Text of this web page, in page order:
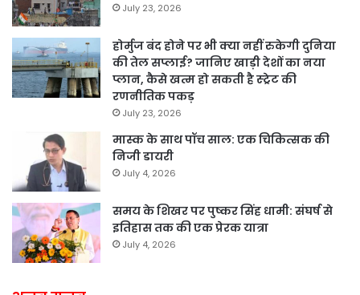
July 23, 2026
होर्मुज बंद होने पर भी क्या नहीं रुकेगी दुनिया
की तेल सप्लाई? जानिए खाड़ी देशों का नया
प्लान, कैसे खत्म हो सकती है स्ट्रेट की
रणनीतिक पकड़
July 23, 2026
मास्क के साथ पॉच साल: एक चिकित्सक की
निजी डायरी
July 4, 2026
समय के शिखर पर पुष्कर सिंह धामी: संघर्ष से
इतिहास तक की एक प्रेरक यात्रा
July 4, 2026